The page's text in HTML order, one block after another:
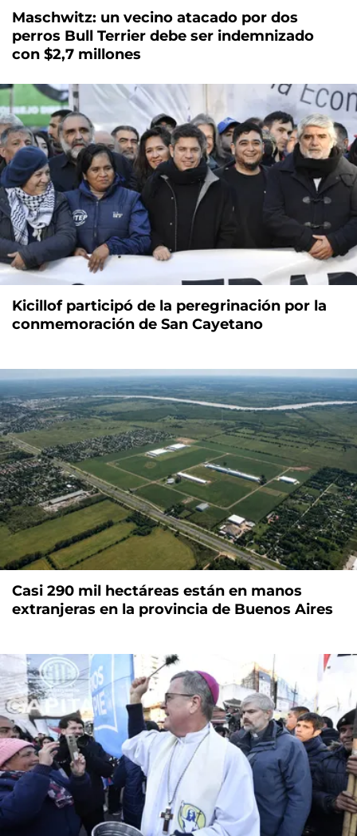
Maschwitz: un vecino atacado por dos
perros Bull Terrier debe ser indemnizado
con $2,7 millones
Kicillof participó de la peregrinación por la
conmemoración de San Cayetano
Casi 290 mil hectáreas están en manos
extranjeras en la provincia de Buenos Aires